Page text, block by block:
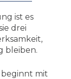
ist es
drei
bleiben.
mit